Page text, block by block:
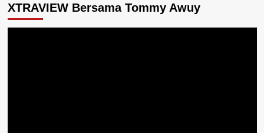
XTRAVIEW Bersama Tommy Awuy